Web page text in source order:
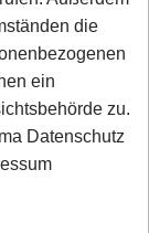
die
ein
zu.
Datenschutz